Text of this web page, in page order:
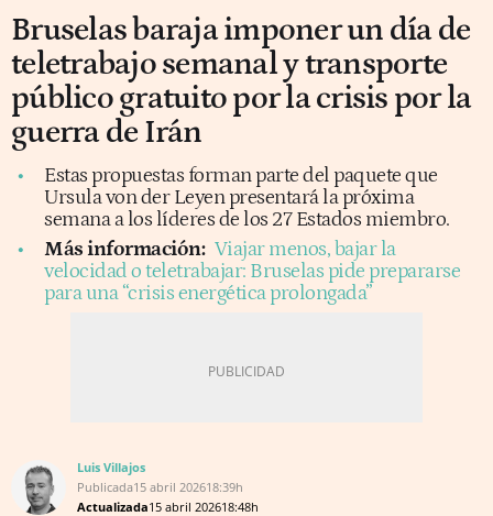
Bruselas baraja imponer un día de
teletrabajo semanal y transporte
público gratuito por la crisis por la
guerra de Irán
Estas propuestas forman parte del paquete que
Ursula von der Leyen presentará la próxima
semana a los líderes de los 27 Estados miembro.
Más información: Viajar menos, bajar la
velocidad o teletrabajar: Bruselas pide prepararse
para una “crisis energética prolongada”
Luis Villajos
Publicada15 abril 202618:39h
Actualizada15 abril 202618:48h